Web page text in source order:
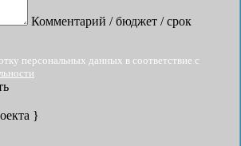
Комментарий / бюджет / срок
персональных данных в соответствие с
}